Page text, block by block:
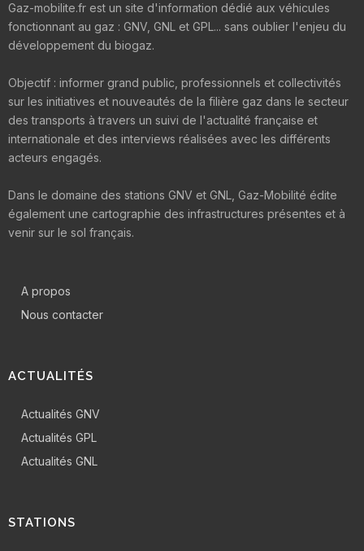
Gaz-mobilite.fr est un site d'information dédié aux véhicules
fonctionnant au gaz : GNV, GNL et GPL... sans oublier l'enjeu du
développement du biogaz.
Objectif : informer grand public, professionnels et collectivités
sur les initiatives et nouveautés de la filière gaz dans le secteur
des transports à travers un suivi de l'actualité française et
internationale et des interviews réalisées avec les différents
acteurs engagés.
Dans le domaine des stations GNV et GNL, Gaz-Mobilité édite
également une cartographie des infrastructures présentes et à
venir sur le sol français.
A propos
Nous contacter
ACTUALITÉS
Actualités GNV
Actualités GPL
Actualités GNL
STATIONS